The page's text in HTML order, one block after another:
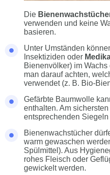
Die
verwenden und keine
basieren.
Unter Umständen
Insektiziden oder
Bienenvölker) im
man darauf achten,
verwendet (z. B. Bio-
Gefärbte Baumwolle
enthalten. Am
entsprechenden Siegeln
Bienenwachstücher
warm gewaschen
Spülmittel). Aus
rohes Fleisch oder
gewickelt werden.